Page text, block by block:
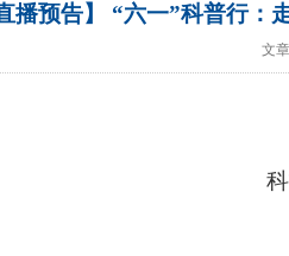
直播预告】 “六一”科普行
文